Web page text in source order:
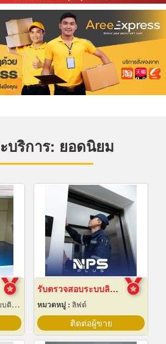
บริการ: ยอดนิยม
เย็น
รับตรวจสอบระบบลิฟต์ ซ่อมบำรุงรักษา Maintenance
หมวดหมู่ : ลิฟต์
ติดต่อผู้ขาย